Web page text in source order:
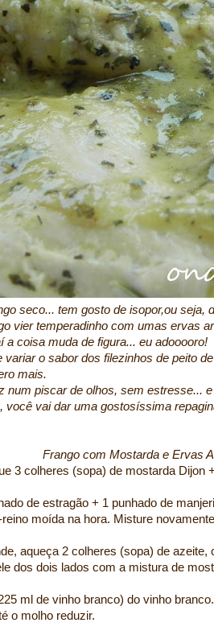
seco... tem gosto de isopor,ou seja,
vier temperadinho com umas ervas
a coisa muda de figura... eu adooooro!
variar o sabor dos filezinhos de peito
mais.
num piscar de olhos, sem estresse...
você vai dar uma gostosíssima
Frango com Mostarda e Ervas
3 colheres (sopa) de mostarda Dijon
de estragão + 1 punhado de
moída na hora. Misture
aqueça 2 colheres (sopa) de
dos dois lados com a mistura de
ml de vinho branco) do vinho
o molho reduzir.